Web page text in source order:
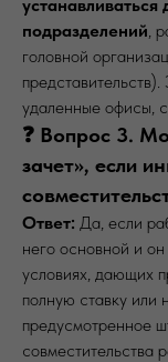
подразделений,
головной
удаленные офисы,
❓ Вопрос 3.
зачет», если
Ответ: Да, если
него основной и
условиях, дающих
полную ставку или
предусмотренное
совместительства